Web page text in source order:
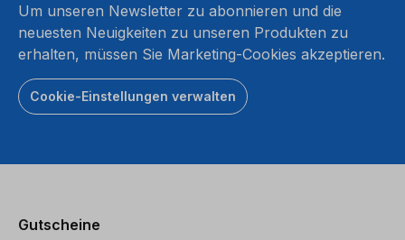
Um unseren Newsletter zu abonnieren und die
neuesten Neuigkeiten zu unseren Produkten zu
erhalten, müssen Sie Marketing-Cookies akzeptieren.
Cookie-Einstellungen verwalten
Gutscheine